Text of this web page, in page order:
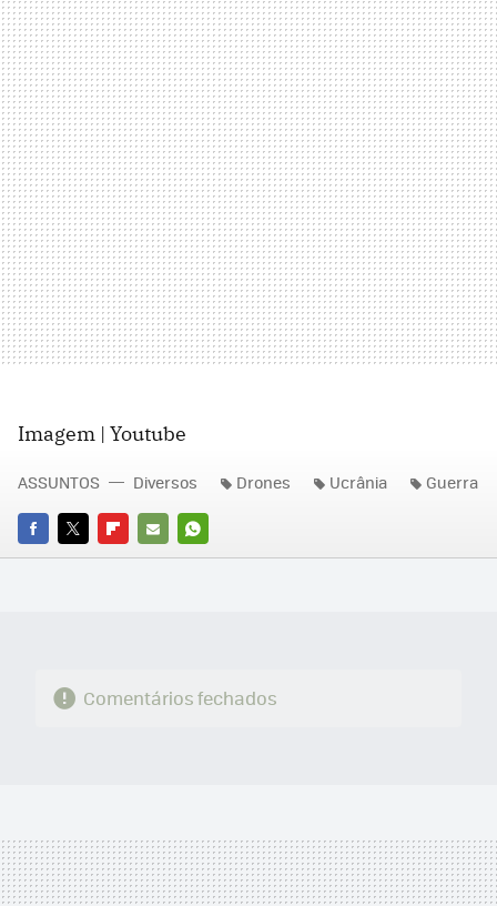
Imagem | Youtube
FACEBOOK
TWITTERFLIPBOARD
E-
WHATSAPP
ASSUNTOS Diversos Drones Ucrânia Guerra
Comentários fechados